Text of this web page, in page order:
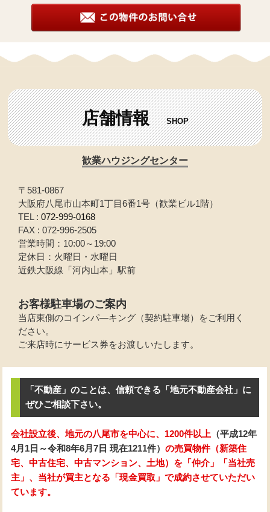
店舗情報SHOP
歓業ハウジングセンター
〒581-0867
大阪府八尾市山本町1丁目6番1号（歓業ビル1階）
TEL :072-999-0168
FAX : 072-996-2505
営業時間：10:00～19:00
定休日：火曜日・水曜日
近鉄大阪線「河内山本」駅前
お客様駐車場のご案内
当店東側のコインパ―キング（契約駐車場）をご利用く
ださい。
ご来店時にサービス券をお渡しいたします。
「不動産」のことは、信頼できる「地元不動産会社」に
ぜひご相談下さい。
会社設立後、地元の八尾市を中心に、1200件以上 （平成12年
4月1日～令和8年6月7日 現在1211件） の売買物件（新築住
宅、中古住宅、中古マンション、土地）を「仲介」「当社売
主」、当社が買主となる「現金買取」で成約させていただい
ています。